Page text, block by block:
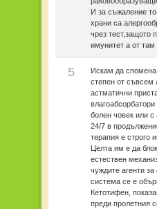
И за съжаление
храни са
чрез тест,защото
имунитет а от
5
Искам да спомена
степен от съвсем
астматични
болен човек или с
24/7 в
терапия е строго
Целта им е да
естествен
чуждите агенти
система се е
Кетотифен,
преди пролетния